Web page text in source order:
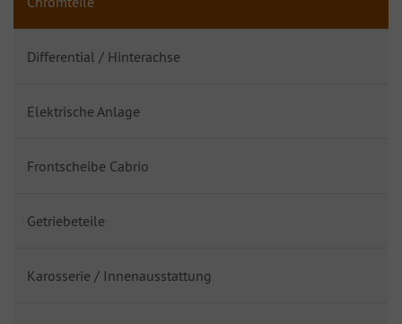
Differential / Hinterachse
Elektrische Anlage
Frontscheibe Cabrio
Getriebeteile
Karosserie / Innenausstattung